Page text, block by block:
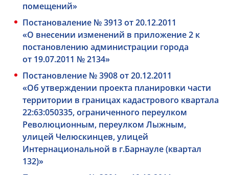
помещений»
Постановаление № 3913 от 20.12.2011
«О внесении изменений в приложение 2 к
постановлению администрации города
от 19.07.2011 № 2134»
Постановление № 3908 от 20.12.2011
«Об утверждении проекта планировки части
территории в границах кадастрового квартала
22:63:050335, ограниченного переулком
Революционным, переулком Лыжным,
улицей Челюскинцев, улицей
Интернациональной в г.Барнауле (квартал
132)»